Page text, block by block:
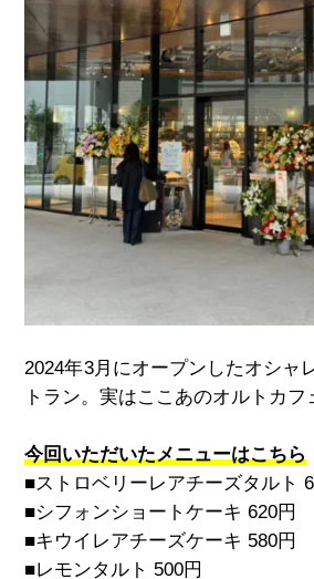
2024年3月にオープンしたオシャ
トラン。実はここあのオルトカフ
今回いただいたメニューはこちら
■ストロベリーレアチーズタルト
■シフォンショートケーキ 620円
■キウイレアチーズケーキ 580円
■レモンタルト 500円